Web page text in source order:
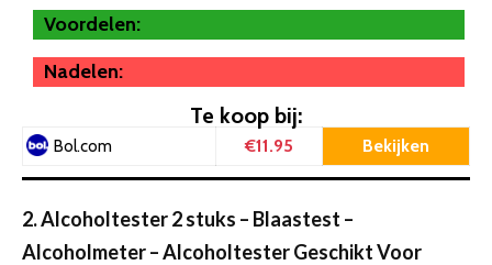
Voordelen:
Nadelen:
Te koop bij:
Bol.com €11.95 Bekijken
2. Alcoholtester 2 stuks – Blaastest –
Alcoholmeter – Alcoholtester Geschikt Voor